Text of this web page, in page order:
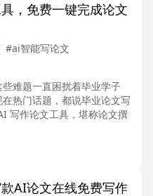
，免费一键完成论文
#ai智能写论文
难题一直困扰着毕业学子
热门话题，都说毕业论文写
写作论文工具，堪称论文撰
AI论文在线免费写作